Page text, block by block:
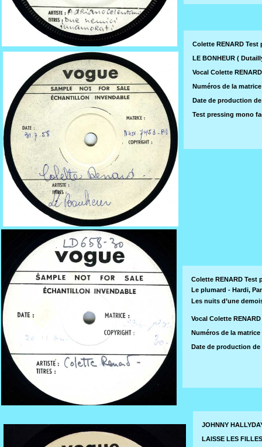
Colette RENARD Test
LE BONHEUR (
Vocal Colette
Numéros de la
Date de production
Test pressing mono
Colette RENARD Test
Le plumard - Hardi,
Les nuits d’une
Vocal Colette
Numéros de la
Date de production
JOHNNY
LAISSE LES